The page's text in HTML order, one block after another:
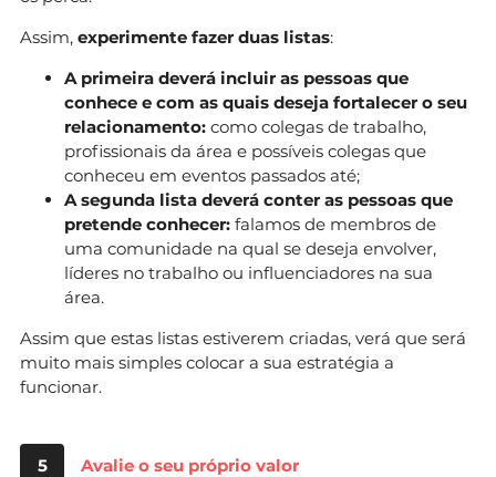
Assim, experimente fazer duas listas:
A primeira deverá incluir as pessoas que
conhece e com as quais deseja fortalecer o seu
relacionamento: como colegas de trabalho,
profissionais da área e possíveis colegas que
conheceu em eventos passados até;
A segunda lista deverá conter as pessoas que
pretende conhecer: falamos de membros de
uma comunidade na qual se deseja envolver,
líderes no trabalho ou influenciadores na sua
área.
Assim que estas listas estiverem criadas, verá que será
muito mais simples colocar a sua estratégia a
funcionar.
5 Avalie o seu próprio valor